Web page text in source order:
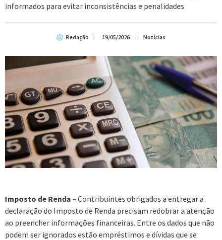
informados para evitar inconsistências e penalidades
Redação 19/05/2026 Notícias
Imposto de Renda – Contribuintes obrigados a entregar a
declaração do Imposto de Renda precisam redobrar a atenção
ao preencher informações financeiras. Entre os dados que não
podem ser ignorados estão empréstimos e dívidas que se